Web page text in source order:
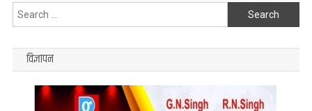
Search
for:
विज्ञापन